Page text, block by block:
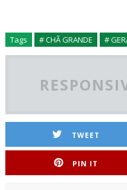
Tags # CHÃ GRANDE #
TWEET
PIN IT